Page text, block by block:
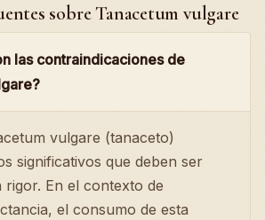
sobre Tanacetum vulgare
las contraindicaciones de
vulgare (tanaceto)
significativos que deben ser
rigor. En el contexto de
el consumo de esta